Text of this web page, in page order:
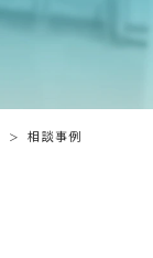
＞ 相談事例